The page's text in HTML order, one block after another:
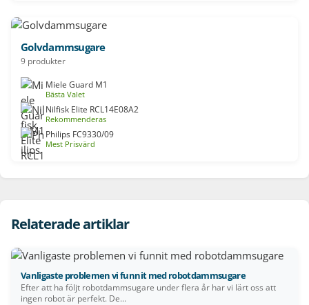
Golvdammsugare
9 produkter
Miele Guard M1
Bästa Valet
Nilfisk Elite RCL14E08A2
Rekommenderas
Philips FC9330/09
Mest Prisvärd
Relaterade artiklar
Vanligaste problemen vi funnit med robotdammsugare
Efter att ha följt robotdammsugare under flera år har vi lärt oss att
ingen robot är perfekt. De...